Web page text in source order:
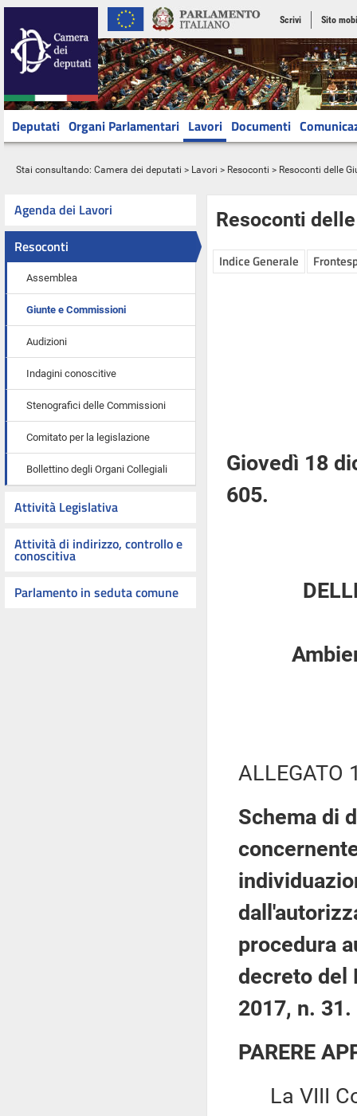
Scrivi Sito
Deputati Organi Parlamentari Lavori Documenti
Stai consultando: Camera dei deputati > Lavori > Resoconti > Resoconti delle
Agenda dei Lavori
Resoconti
Assemblea
Giunte e Commissioni
Audizioni
Indagini conoscitive
Stenografici delle Commissioni
Comitato per la legislazione
Bollettino degli Organi Collegiali
Attività Legislativa
Attività di indirizzo, controllo e
conoscitiva
Parlamento in seduta comune
Resoconti
Indice Generale
Giovedì 18
605.
ALLEGATO
Schema di
procedura
decreto del
2017, n.
PARERE
La VIII